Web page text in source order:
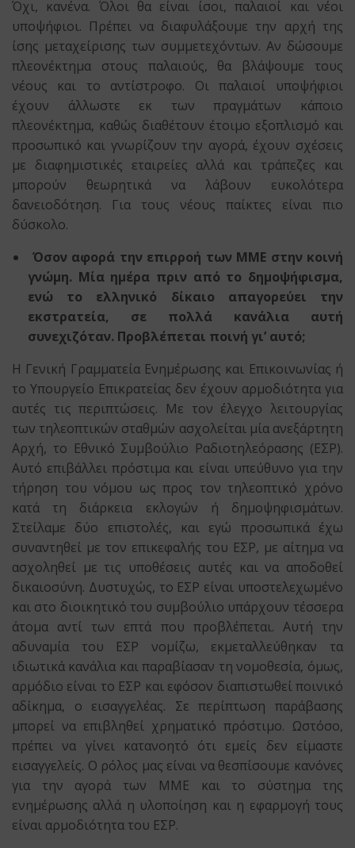
Όχι, κανένα. Όλοι θα είναι ίσοι, παλαιοί και νέοι
υποψήφιοι. Πρέπει να διαφυλάξουμε την αρχή της
ίσης μεταχείρισης των συμμετεχόντων. Αν δώσουμε
πλεονέκτημα στους παλαιούς, θα βλάψουμε τους
νέους και το αντίστροφο. Οι παλαιοί υποψήφιοι
έχουν άλλωστε εκ των πραγμάτων κάποιο
πλεονέκτημα, καθώς διαθέτουν έτοιμο εξοπλισμό και
προσωπικό και γνωρίζουν την αγορά, έχουν σχέσεις
με διαφημιστικές εταιρείες αλλά και τράπεζες και
μπορούν θεωρητικά να λάβουν ευκολότερα
δανειοδότηση. Για τους νέους παίκτες είναι πιο
δύσκολο.
Όσον αφορά την επιρροή των ΜΜΕ στην κοινή
γνώμη. Μία ημέρα πριν από το δημοψήφισμα,
ενώ το ελληνικό δίκαιο απαγορεύει την
εκστρατεία, σε πολλά κανάλια αυτή
συνεχιζόταν. Προβλέπεται ποινή γι’ αυτό;
Η Γενική Γραμματεία Ενημέρωσης και Επικοινωνίας ή
το Υπουργείο Επικρατείας δεν έχουν αρμοδιότητα για
αυτές τις περιπτώσεις. Με τον έλεγχο λειτουργίας
των τηλεοπτικών σταθμών ασχολείται μία ανεξάρτητη
Αρχή, το Εθνικό Συμβούλιο Ραδιοτηλεόρασης (ΕΣΡ).
Αυτό επιβάλλει πρόστιμα και είναι υπεύθυνο για την
τήρηση του νόμου ως προς τον τηλεοπτικό χρόνο
κατά τη διάρκεια εκλογών ή δημοψηφισμάτων.
Στείλαμε δύο επιστολές, και εγώ προσωπικά έχω
συναντηθεί με τον επικεφαλής του ΕΣΡ, με αίτημα να
ασχοληθεί με τις υποθέσεις αυτές και να αποδοθεί
δικαιοσύνη. Δυστυχώς, το ΕΣΡ είναι υποστελεχωμένο
και στο διοικητικό του συμβούλιο υπάρχουν τέσσερα
άτομα αντί των επτά που προβλέπεται. Αυτή την
αδυναμία του ΕΣΡ νομίζω, εκμεταλλεύθηκαν τα
ιδιωτικά κανάλια και παραβίασαν τη νομοθεσία, όμως,
αρμόδιο είναι το ΕΣΡ και εφόσον διαπιστωθεί ποινικό
αδίκημα, ο εισαγγελέας. Σε περίπτωση παράβασης
μπορεί να επιβληθεί χρηματικό πρόστιμο. Ωστόσο,
πρέπει να γίνει κατανοητό ότι εμείς δεν είμαστε
εισαγγελείς. Ο ρόλος μας είναι να θεσπίσουμε κανόνες
για την αγορά των ΜΜΕ και το σύστημα της
ενημέρωσης αλλά η υλοποίηση και η εφαρμογή τους
είναι αρμοδιότητα του ΕΣΡ.